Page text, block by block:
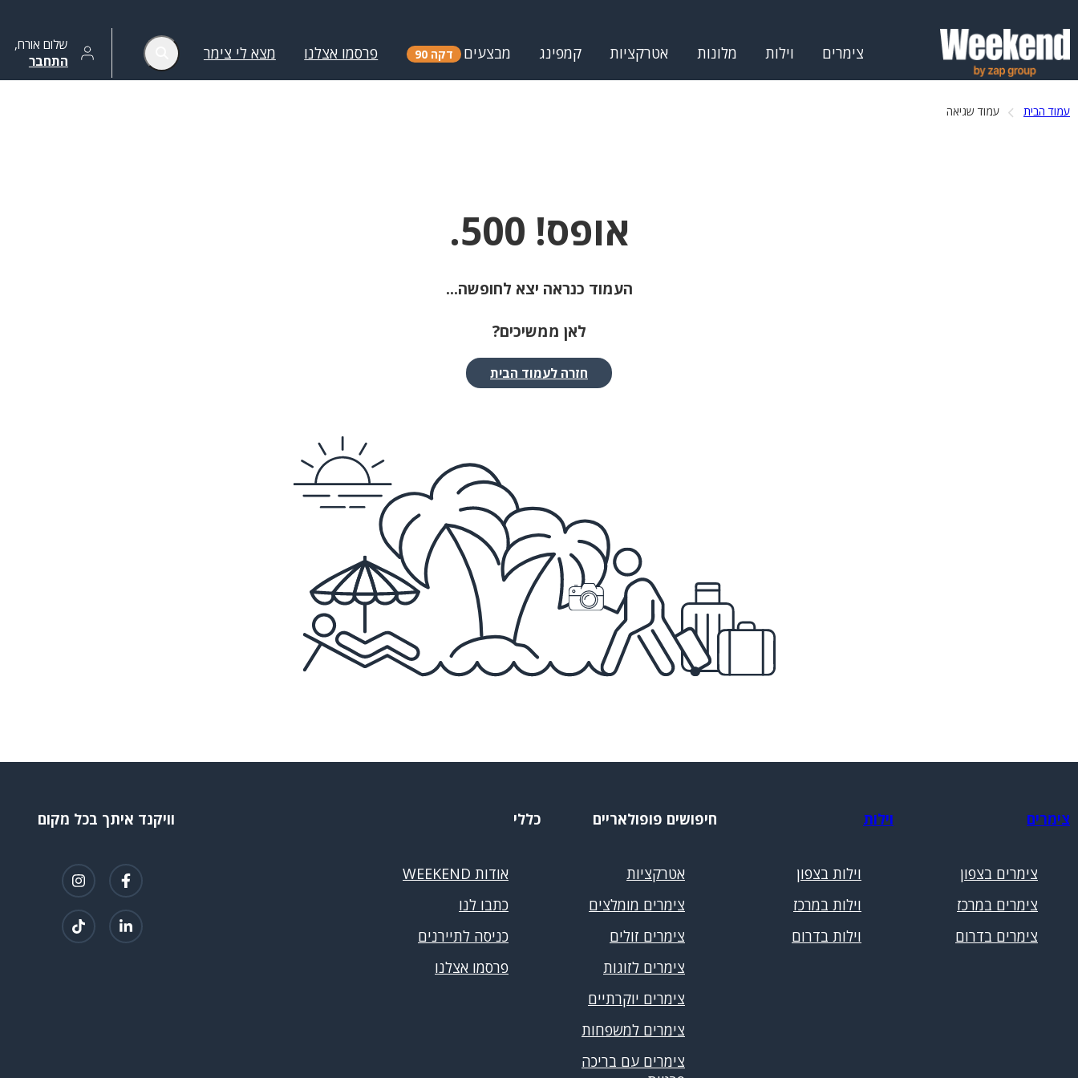
צימרים וילות מלונות אטרקציות קמפינג מבצעים דקה 90 פרסמו אצלנו מצא לי צימר שלום אורח,
התחבר
עמוד הבית עמוד שגיאה
אופס! 500.
העמוד כנראה יצא לחופשה...
לאן ממשיכים?
חזרה לעמוד הבית
צימרים
צימרים בצפון
צימרים במרכז
צימרים בדרום
וילות
וילות בצפון
וילות במרכז
וילות בדרום
חיפושים פופולאריים
אטרקציות
צימרים מומלצים
צימרים זולים
צימרים לזוגות
צימרים יוקרתיים
צימרים למשפחות
צימרים עם בריכה
כללי
אודות WEEKEND
כתבו לנו
כניסה לתיירנים
פרסמו אצלנו
וויקנד איתך בכל מקום